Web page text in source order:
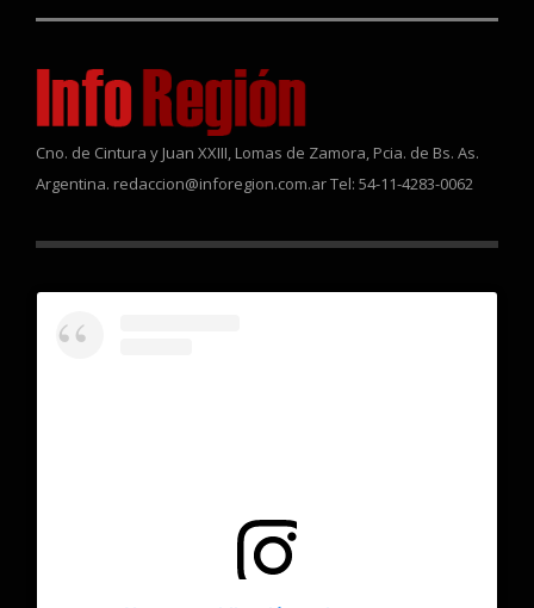
Cno. de Cintura y Juan XXIII, Lomas de Zamora, Pcia. de Bs. As.
Argentina. redaccion@inforegion.com.ar Tel: 54-11-4283-0062